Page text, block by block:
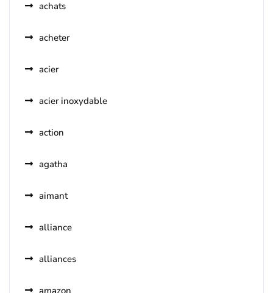
achats
acheter
acier
acier inoxydable
action
agatha
aimant
alliance
alliances
amazon